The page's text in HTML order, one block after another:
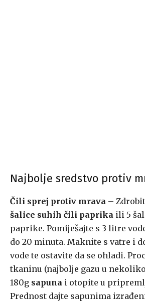
Najbolje sredstvo protiv
Čili sprej protiv mrava –
šalice suhih čili paprika ili 5
paprike. Pomiješajte s 3 litre
do 20 minuta. Maknite s vatre i
vode te ostavite da se ohladi.
tkaninu (najbolje gazu u
180g sapuna i otopite u
Prednost dajte sapunima